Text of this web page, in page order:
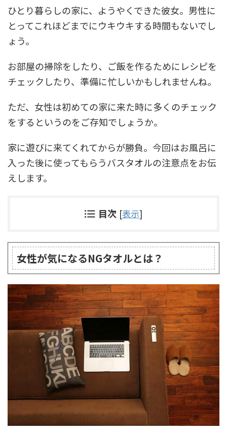
ひとり暮らしの家に、ようやくできた彼女。男性に
とってこれほどまでにウキウキする時間もないでし
ょう。
お部屋の掃除をしたり、ご飯を作るためにレシピを
チェックしたり、準備に忙しいかもしれませんね。
ただ、女性は初めての家に来た時に多くのチェック
をするというのをご存知でしょうか。
家に遊びに来てくれてからが勝負。今回はお風呂に
入った後に使ってもらうバスタオルの注意点をお伝
えします。
目次 [表示]
女性が気になるNGタオルとは？